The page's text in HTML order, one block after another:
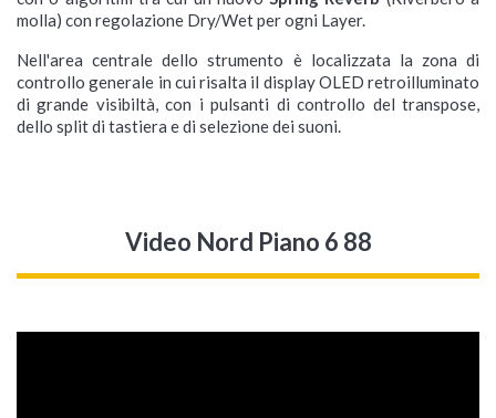
molla) con regolazione Dry/Wet per ogni Layer.
Nell'area centrale dello strumento è localizzata la zona di
controllo generale in cui risalta il display OLED retroilluminato
di grande visibiltà, con i pulsanti di controllo del transpose,
dello split di tastiera e di selezione dei suoni.
Video Nord Piano 6 88